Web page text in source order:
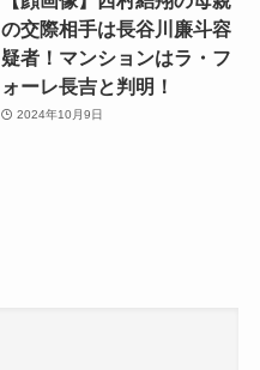
の交際相手は長谷川廉斗容
疑者！マンションはラ・フ
ォーレ長吉と判明！
2024年10月9日